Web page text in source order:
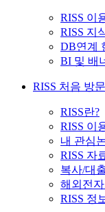
RISS 이
RISS 지
DB연계
BI 및 배
RISS 처음 방
RISS란?
RISS 이
내 관심
RISS 자
복사/대
해외전
RISS 정